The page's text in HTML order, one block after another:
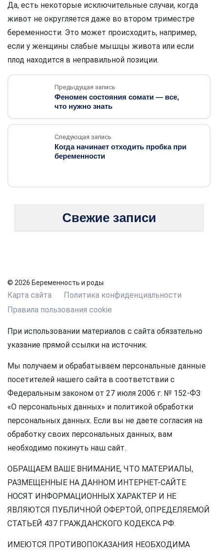
Да, есть некоторые исключительные случаи, когда
живот не округляется даже во втором триместре
беременности. Это может происходить, например,
если у женщины слабые мышцы живота или если
плод находится в неправильной позиции.
Предыдущая запись
Феномен состояния сомати — все,
что нужно знать
Следующая запись
Когда начинает отходить пробка при
беременности
Свежие записи
© 2026 Беременность и роды
Карта сайта
Политика конфиденциальности
Правила пользования cookie
При использовании материалов с сайта обязательно
указание прямой ссылки на источник.
Мы получаем и обрабатываем персональные данные
посетителей нашего сайта в соответствии с
Федеральным законом от 27 июля 2006 г. № 152-ФЗ
«О персональных данных» и политикой обработки
персональных данных. Если вы не даете согласия на
обработку своих персональных данных, вам
необходимо покинуть наш сайт.
ОБРАЩАЕМ ВАШЕ ВНИМАНИЕ, ЧТО МАТЕРИАЛЫ,
РАЗМЕЩЕННЫЕ НА ДАННОМ ИНТЕРНЕТ-САЙТЕ
НОСЯТ ИНФОРМАЦИОННЫХ ХАРАКТЕР И НЕ
ЯВЛЯЮТСЯ ПУБЛИЧНОЙ ОФЕРТОЙ, ОПРЕДЕЛЯЕМОЙ
СТАТЬЕЙ 437 ГРАЖДАНСКОГО КОДЕКСА РФ.
ИМЕЮТСЯ ПРОТИВОПОКАЗАНИЯ НЕОБХОДИМА